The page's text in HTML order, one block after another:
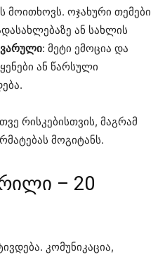
მოითხოვს. ოჯახური თემები
ან სახლის
: მეტი ემოცია და
ან წარსული
რისკებისთვის, მაგრამ
მოგიტანს.
– 20
კომუნიკაცია,